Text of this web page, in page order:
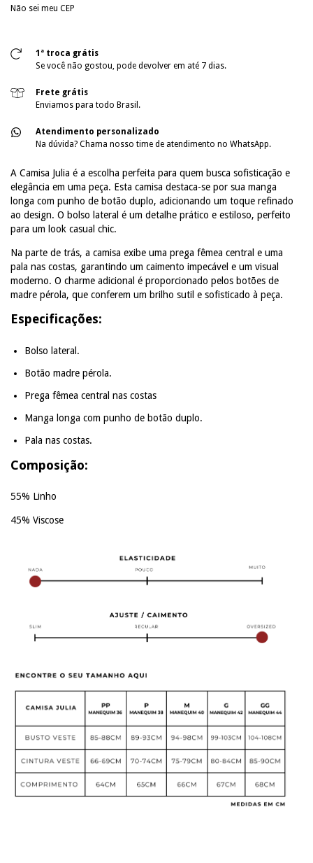
Não sei meu CEP
1ª troca grátis
Se você não gostou, pode devolver em até 7 dias.
Frete grátis
Enviamos para todo Brasil.
Atendimento personalizado
Na dúvida? Chama nosso time de atendimento no WhatsApp.
A Camisa Julia é a escolha perfeita para quem busca sofisticação e
elegância em uma peça. Esta camisa destaca-se por sua manga
longa com punho de botão duplo, adicionando um toque refinado
ao design. O bolso lateral é um detalhe prático e estiloso, perfeito
para um look casual chic.
Na parte de trás, a camisa exibe uma prega fêmea central e uma
pala nas costas, garantindo um caimento impecável e um visual
moderno. O charme adicional é proporcionado pelos botões de
madre pérola, que conferem um brilho sutil e sofisticado à peça.
Especificações:
Bolso lateral.
Botão madre pérola.
Prega fêmea central nas costas
Manga longa com punho de botão duplo.
Pala nas costas.
Composição:
55% Linho
45% Viscose